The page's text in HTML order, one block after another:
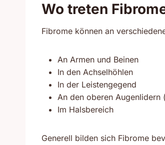
Wo treten
Fibrome können an
An Armen und Beinen
In den Achselhöhlen
In der Leistengegend
An den oberen Augenlidern
Im Halsbereich
Generell bilden sich Fibrome